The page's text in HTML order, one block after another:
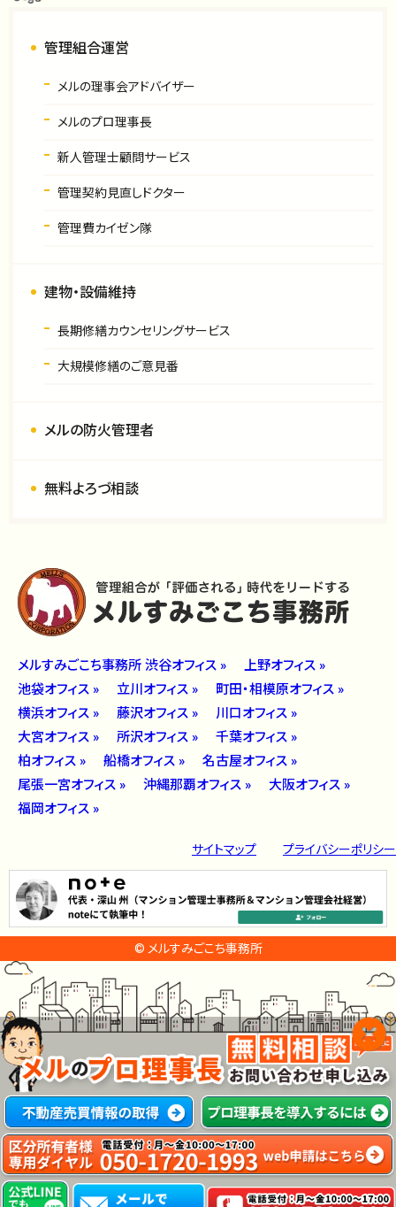
管理組合運営
メルの理事会アドバイザー
メルのプロ理事長
新人管理士顧問サービス
管理契約見直しドクター
管理費カイゼン隊
建物・設備維持
長期修繕カウンセリングサービス
大規模修繕のご意見番
メルの防火管理者
無料よろづ相談
メルすみごこち事務所 渋谷オフィス »
上野オフィス »
池袋オフィス »
立川オフィス »
町田・相模原オフィス »
横浜オフィス »
藤沢オフィス »
川口オフィス »
大宮オフィス »
所沢オフィス »
千葉オフィス »
柏オフィス »
船橋オフィス »
名古屋オフィス »
尾張一宮オフィス »
沖縄那覇オフィス »
大阪オフィス »
福岡オフィス »
サイトマップ プライバシーポリシー
© メルすみごこち事務所